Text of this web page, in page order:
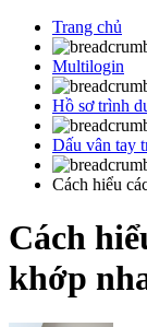
Trang chủ
Multilogin
Hồ sơ trình
Dấu vân tay
Cách hiểu
Cách
khớp